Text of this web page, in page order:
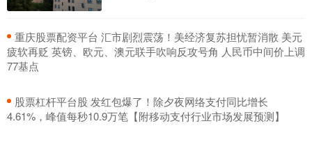
​重庆股票配资平台 汇市剧烈震荡！美经济复苏担忧暂消散 美元
疲软再贬 英镑、欧元、澳元联手吹响反攻号角 人民币中间价上调
77基点
​股票杠杆平台股 发红包爆了！除夕夜网络支付同比增长
4.61%，峰值每秒10.9万笔【附移动支付行业市场发展预测】